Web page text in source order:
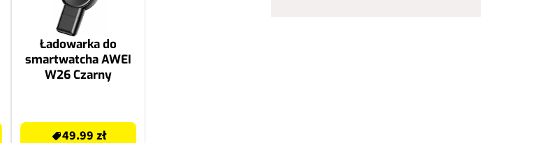
Ładowarka do
smartwatcha AWEI
W26 Czarny
49.99 zł